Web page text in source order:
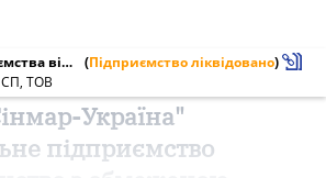
Карта підприємства від 01.12.2010 № 25049674 (Підприємство ліквідовано)
СП, ТОВ
Україна"
підприємство